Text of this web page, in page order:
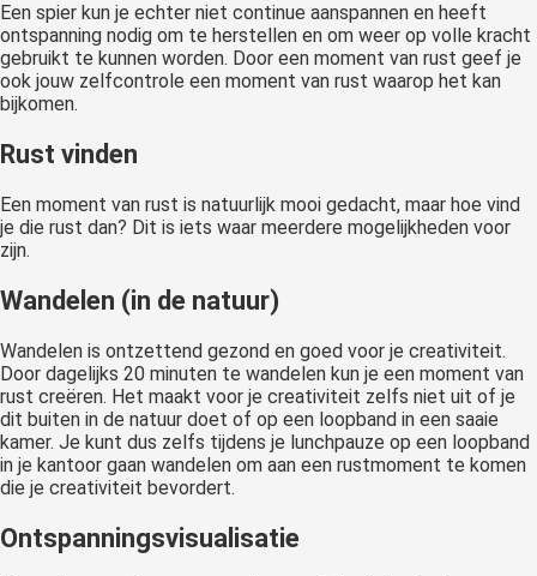
Een spier kun je echter niet continue aanspannen en heeft
ontspanning nodig om te herstellen en om weer op volle kracht
gebruikt te kunnen worden. Door een moment van rust geef je
ook jouw zelfcontrole een moment van rust waarop het kan
bijkomen.
Rust vinden
Een moment van rust is natuurlijk mooi gedacht, maar hoe vind
je die rust dan? Dit is iets waar meerdere mogelijkheden voor
zijn.
Wandelen (in de natuur)
Wandelen is ontzettend gezond en goed voor je creativiteit.
Door dagelijks 20 minuten te wandelen kun je een moment van
rust creëren. Het maakt voor je creativiteit zelfs niet uit of je
dit buiten in de natuur doet of op een loopband in een saaie
kamer. Je kunt dus zelfs tijdens je lunchpauze op een loopband
in je kantoor gaan wandelen om aan een rustmoment te komen
die je creativiteit bevordert.
Ontspanningsvisualisatie